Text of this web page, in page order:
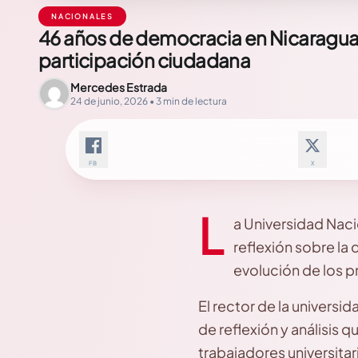
NACIONALES
46 años de democracia en
participación ciudadana
Mercedes Estrada
24 de junio, 2026 • 3 min de lectura
FB X
L a Universidad
reflexión sobre la
evolución de los
El rector de la
de reflexión y análisis
trabajadores